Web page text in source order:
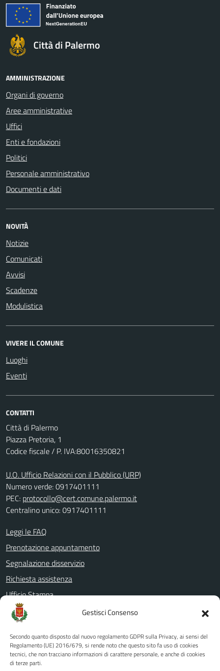
Gestisci Consenso
Secondo quanto disposto dal nuovo regolamento GDPR sulla Privacy, ai sensi del
Regolamento (UE) 2016/679, si rende noto che questo sito fa uso di cookies
tecnici, che non tracciano informazioni di carattere personale, e anche di cookies
di terze parti.
Città di Palermo
AMMINISTRAZIONE
Organi di governo
Aree amministrative
Uffici
Enti e fondazioni
Politici
Personale amministrativo
Documenti e dati
NOVITÀ
Notizie
Comunicati
Avvisi
Scadenze
Modulistica
VIVERE IL COMUNE
Luoghi
Eventi
CONTATTI
Città di Palermo
Piazza Pretoria, 1
Codice fiscale / P. IVA:80016350821
U.O. Ufficio Relazioni con il Pubblico (URP)
Numero verde: 0917401111
PEC: protocollo@cert.comune.palermo.it
Centralino unico: 0917401111
Leggi le FAQ
Prenotazione appuntamento
Segnalazione disservizio
Richiesta assistenza
Ufficio Stampa
Amministrazione Trasparente
Albo pretorio
Informativa privacy
Note legali